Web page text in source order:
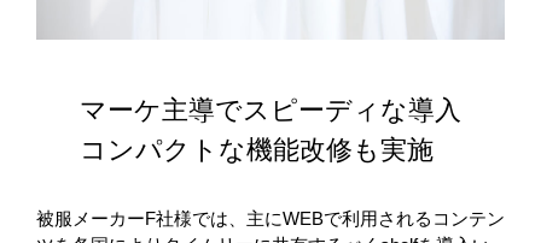
マーケ主導でスピーディな導入
コンパクトな機能改修も実施
被服メーカーF社様では、主にWEBで利用されるコンテン